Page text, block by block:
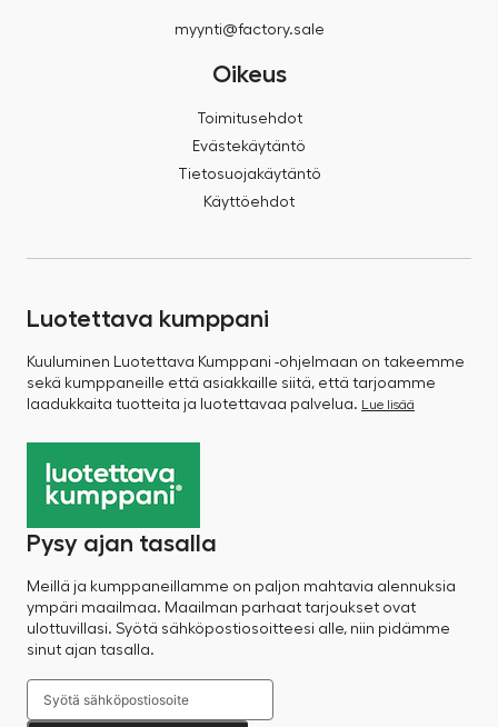
myynti@factory.sale
Oikeus
Toimitusehdot
Evästekäytäntö
Tietosuojakäytäntö
Käyttöehdot
Luotettava kumppani
Kuuluminen Luotettava Kumppani -ohjelmaan on takeemme
sekä kumppaneille että asiakkaille siitä, että tarjoamme
laadukkaita tuotteita ja luotettavaa palvelua. Lue lisää
Pysy ajan tasalla
Meillä ja kumppaneillamme on paljon mahtavia alennuksia
ympäri maailmaa. Maailman parhaat tarjoukset ovat
ulottuvillasi. Syötä sähköpostiosoitteesi alle, niin pidämme
sinut ajan tasalla.